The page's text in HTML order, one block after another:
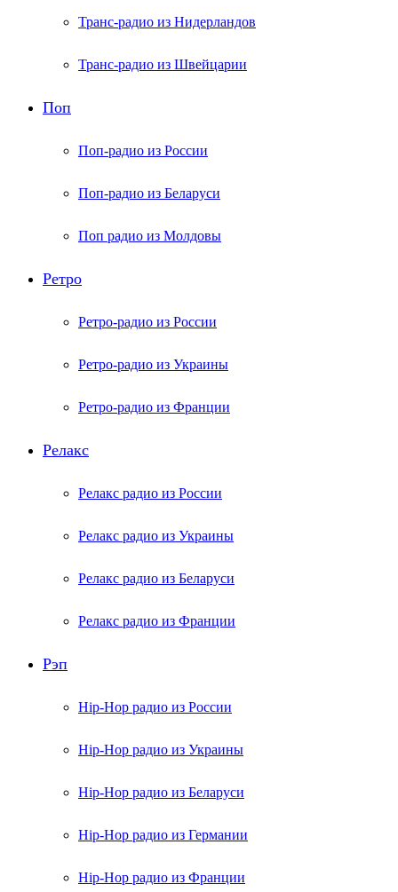
Транс-радио из Нидерландов
Транс-радио из Швейцарии
Поп
Поп-радио из России
Поп-радио из Беларуси
Поп радио из Молдовы
Ретро
Ретро-радио из России
Ретро-радио из Украины
Ретро-радио из Франции
Релакс
Релакс радио из России
Релакс радио из Украины
Релакс радио из Беларуси
Релакс радио из Франции
Рэп
Hip-Hop радио из России
Hip-Hop радио из Украины
Hip-Hop радио из Беларуси
Hip-Hop радио из Германии
Hip-Hop радио из Франции